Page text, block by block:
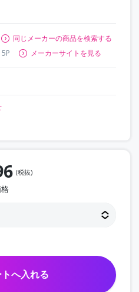
同じメーカーの商品を検索する
メーカーサイトを見る
(税抜)
へ入れる